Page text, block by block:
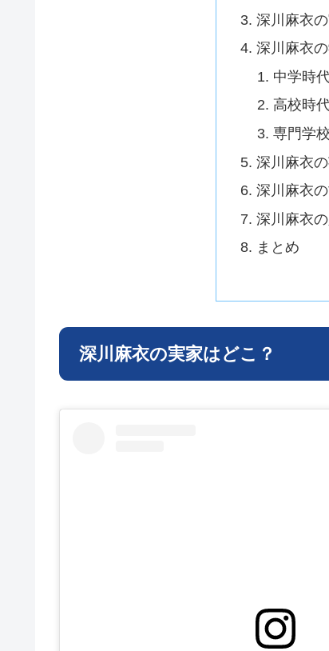
深川麻衣
深川麻衣
中学時
高校時
専門学
深川麻衣
深川麻衣
深川麻衣
まとめ
深川麻衣の実家はどこ？